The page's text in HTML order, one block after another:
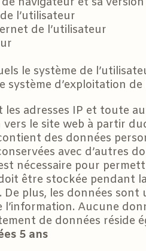
l’utilisateur
de l’utilisateur
le système de
système d’exploitation
les adresses IP et toute
vers le site web à partir
des données
avec d’autres
nécessaire pour
être stockée pendant
plus, les données
Aucune
de données réside
5 ans